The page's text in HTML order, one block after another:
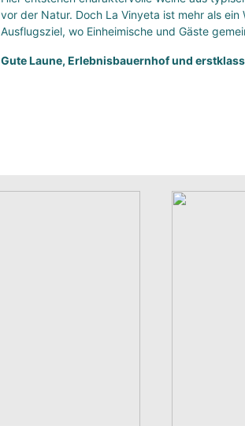
vor der Natur. Doch La Vinyeta ist mehr als
Ausflugsziel, wo Einheimische und Gäste
Gute Laune, Erlebnisbauernhof und